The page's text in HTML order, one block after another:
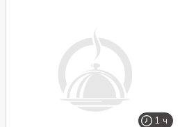
1 ч